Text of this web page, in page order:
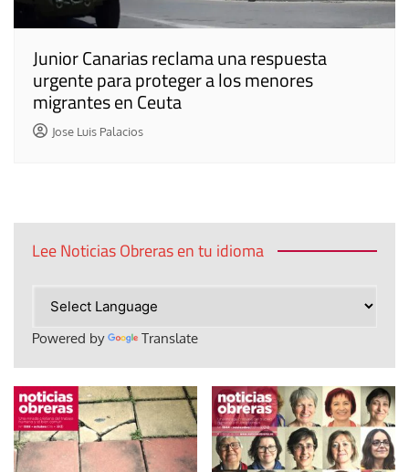
Junior Canarias reclama una respuesta
urgente para proteger a los menores
migrantes en Ceuta
Jose Luis Palacios
Lee Noticias Obreras en tu idioma
Powered by Translate